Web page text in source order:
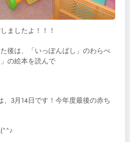
ましたよ！！！
後は、「いっぽんばし」のわらべ
の絵本を読んで
、3月14日です！今年度最後の赤ち